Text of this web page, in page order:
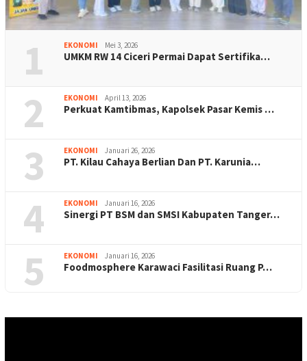
1 EKONOMI Mei 3, 2026
UMKM RW 14 Ciceri Permai Dapat Sertifika…
2 EKONOMI April 13, 2026
Perkuat Kamtibmas, Kapolsek Pasar Kemis …
3 EKONOMI Januari 26, 2026
PT. Kilau Cahaya Berlian Dan PT. Karunia…
4 EKONOMI Januari 16, 2026
Sinergi PT BSM dan SMSI Kabupaten Tanger…
5 EKONOMI Januari 16, 2026
Foodmosphere Karawaci Fasilitasi Ruang P…